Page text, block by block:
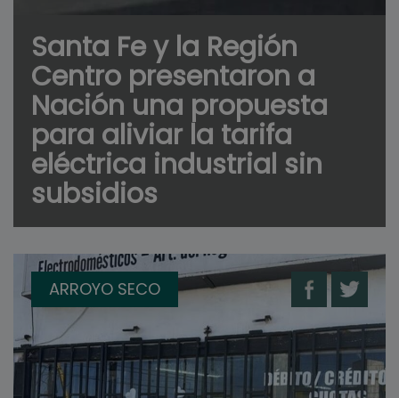
Santa Fe y la Región
Centro presentaron a
Nación una propuesta
para aliviar la tarifa
eléctrica industrial sin
subsidios
ARROYO SECO